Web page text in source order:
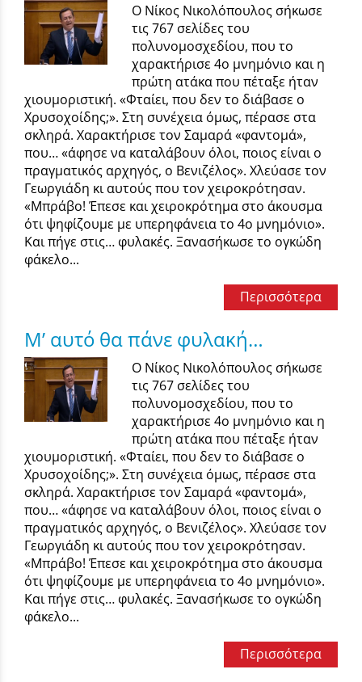
Ο Νίκος Νικολόπουλος σήκωσε
τις 767 σελίδες του
πολυνομοσχεδίου, που το
χαρακτήρισε 4ο μνημόνιο και η
πρώτη ατάκα που πέταξε ήταν
χιουμοριστική. «Φταίει, που δεν το διάβασε ο
Χρυσοχοίδης;». Στη συνέχεια όμως, πέρασε στα
σκληρά. Χαρακτήρισε τον Σαμαρά «φαντομά»,
που… «άφησε να καταλάβουν όλοι, ποιος είναι ο
πραγματικός αρχηγός, ο Βενιζέλος». Χλεύασε τον
Γεωργιάδη κι αυτούς που τον χειροκρότησαν.
«Μπράβο! Έπεσε και χειροκρότημα στο άκουσμα
ότι ψηφίζουμε με υπερηφάνεια το 4ο μνημόνιο».
Και πήγε στις… φυλακές. Ξανασήκωσε το ογκώδη
φάκελο...
Περισσότερα
Μ’ αυτό θα πάνε φυλακή…
Ο Νίκος Νικολόπουλος σήκωσε
τις 767 σελίδες του
πολυνομοσχεδίου, που το
χαρακτήρισε 4ο μνημόνιο και η
πρώτη ατάκα που πέταξε ήταν
χιουμοριστική. «Φταίει, που δεν το διάβασε ο
Χρυσοχοίδης;». Στη συνέχεια όμως, πέρασε στα
σκληρά. Χαρακτήρισε τον Σαμαρά «φαντομά»,
που… «άφησε να καταλάβουν όλοι, ποιος είναι ο
πραγματικός αρχηγός, ο Βενιζέλος». Χλεύασε τον
Γεωργιάδη κι αυτούς που τον χειροκρότησαν.
«Μπράβο! Έπεσε και χειροκρότημα στο άκουσμα
ότι ψηφίζουμε με υπερηφάνεια το 4ο μνημόνιο».
Και πήγε στις… φυλακές. Ξανασήκωσε το ογκώδη
φάκελο...
Περισσότερα